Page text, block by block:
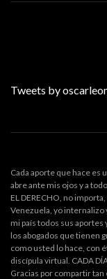
Tweets by
Cada aporte que hace es
abre ante mis ojos y a
EL DERECHO, no
Venezuela, yo internalizo
mi país todos sus aportes
los abogados que tienen
como usted lo hace, con
discípula virtual. CADA
Gracias por compartir